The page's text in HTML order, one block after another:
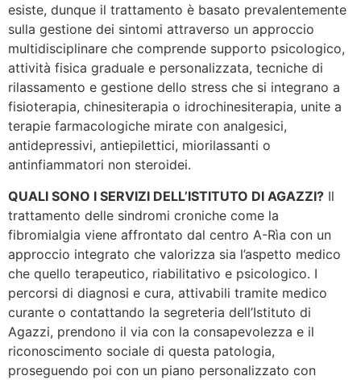
esiste, dunque il trattamento è basato prevalentemente
sulla gestione dei sintomi attraverso un approccio
multidisciplinare che comprende supporto psicologico,
attività fisica graduale e personalizzata, tecniche di
rilassamento e gestione dello stress che si integrano a
fisioterapia, chinesiterapia o idrochinesiterapia, unite a
terapie farmacologiche mirate con analgesici,
antidepressivi, antiepilettici, miorilassanti o
antinfiammatori non steroidei.
QUALI SONO I SERVIZI DELL’ISTITUTO DI AGAZZI? Il
trattamento delle sindromi croniche come la
fibromialgia viene affrontato dal centro A-Rìa con un
approccio integrato che valorizza sia l’aspetto medico
che quello terapeutico, riabilitativo e psicologico. I
percorsi di diagnosi e cura, attivabili tramite medico
curante o contattando la segreteria dell’Istituto di
Agazzi, prendono il via con la consapevolezza e il
riconoscimento sociale di questa patologia,
proseguendo poi con un piano personalizzato con